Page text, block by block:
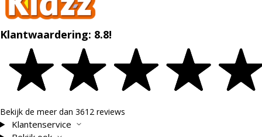
Klantwaardering: 8.8!
Bekijk de meer dan 3612 reviews
Klantenservice